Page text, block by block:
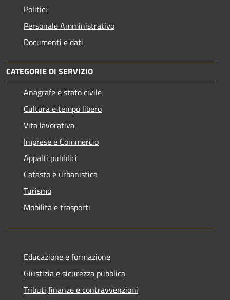
Politici
Personale Amministrativo
Documenti e dati
CATEGORIE DI SERVIZIO
Anagrafe e stato civile
Cultura e tempo libero
Vita lavorativa
Imprese e Commercio
Appalti pubblici
Catasto e urbanistica
Turismo
Mobilità e trasporti
Educazione e formazione
Giustizia e sicurezza pubblica
Tributi,finanze e contravvenzioni